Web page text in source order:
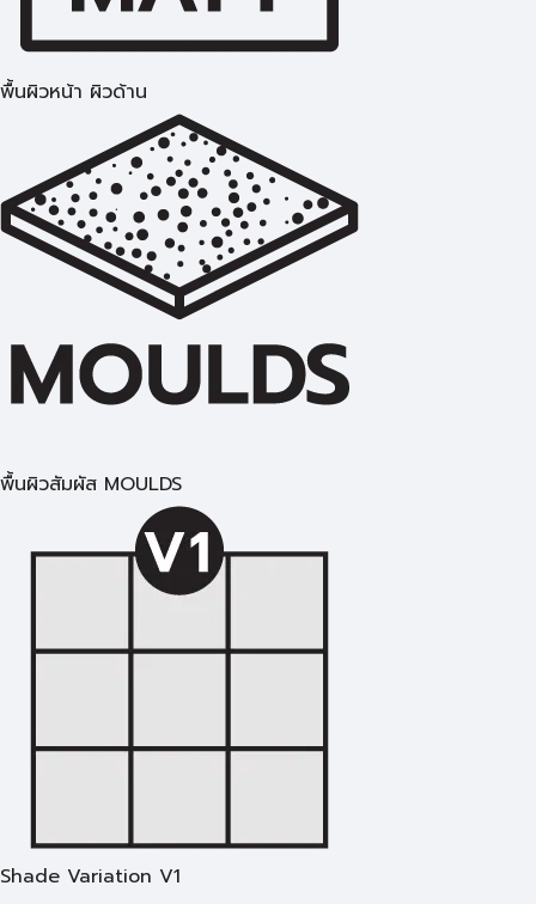
พื้นผิวหน้า ผิวด้าน
พื้นผิวสัมผัส MOULDS
Shade Variation V1